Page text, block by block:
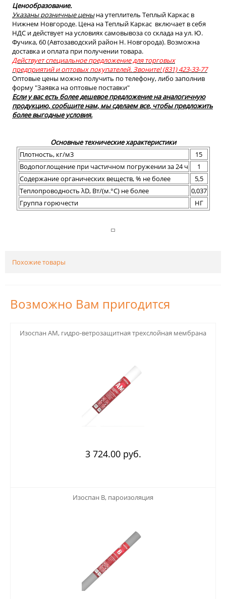
Ценообразование.
Указаны розничные ценына утеплитель Теплый Каркас в
Нижнем Новгороде. Цена на Теплый Каркас включает в себя
НДС и действует на условиях самовывоза со склада на ул. Ю.
Фучика, 60 (Автозаводский район Н. Новгорода). Возможна
доставка и оплата при получении товара.
Действует специальное предложение для торговых
предприятий и оптовых покупателей. Звоните! (831) 423-33-77
Оптовые цены можно получить по телефону, либо заполнив
форму "Заявка на оптовые поставки"
Если у вас есть более дешевое предложение на аналогичную
продукцию, сообщите нам, мы сделаем все, чтобы предложить
более выгодные условия.
Основные технические характеристики
Плотность, кг/м3
15
Водопоглощение при частичном погружении за 24 ч
1
Содержание органических веществ, % не более
5,5
Теплопроводность λD, Вт/(м.°C) не более
0,037
Группа горючести
НГ
Похожие товары
Возможно Вам пригодится
Изоспан АМ, гидро-ветрозащитная трехслойная мембрана
3 724.00 руб.
Изоспан B, пароизоляция